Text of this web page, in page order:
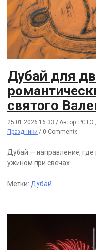
Дубай для
святого
25.01.2026 16:33 / Автор: РСТО
Праздники / 0 Comments
Дубай — направление, где
ужином при свечах.
Метки: Дубай